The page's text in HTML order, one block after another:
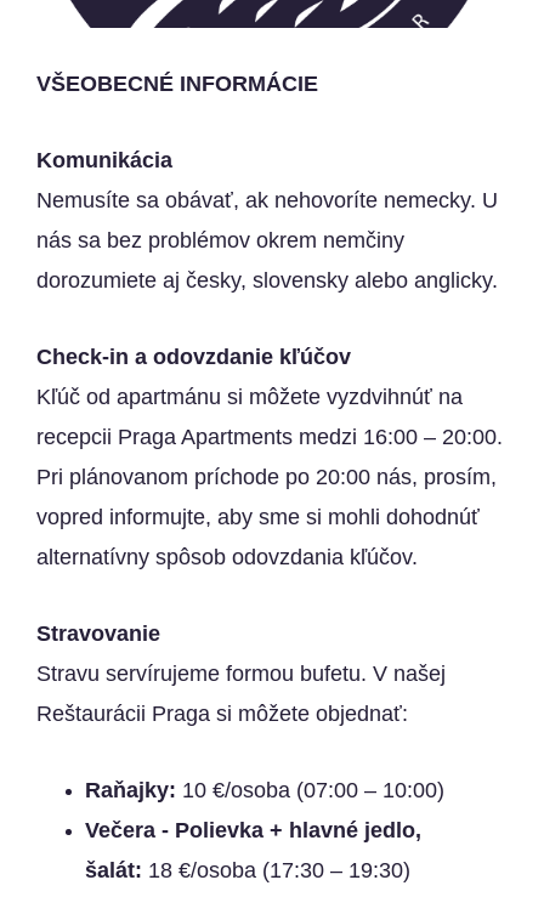
VŠEOBECNÉ INFORMÁCIE
Komunikácia
Nemusíte sa obávať, ak nehovoríte nemecky. U
nás sa bez problémov okrem nemčiny
dorozumiete aj česky, slovensky alebo anglicky.
Check-in a odovzdanie kľúčov
Kľúč od apartmánu si môžete vyzdvihnúť na
recepcii Praga Apartments medzi 16:00 – 20:00.
Pri plánovanom príchode po 20:00 nás, prosím,
vopred informujte, aby sme si mohli dohodnúť
alternatívny spôsob odovzdania kľúčov.
Stravovanie
Stravu servírujeme formou bufetu. V našej
Reštaurácii Praga si môžete objednať:
Raňajky: 10 €/osoba (07:00 – 10:00)
Večera - Polievka + hlavné jedlo,
šalát: 18 €/osoba (17:30 – 19:30)